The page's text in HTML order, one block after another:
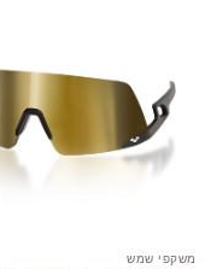
משקפי שמש